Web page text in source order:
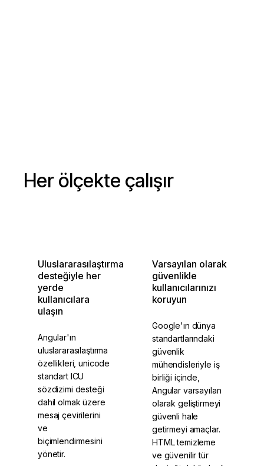
Her ölçekte çalışır
Uluslararasılaştırma
desteğiyle her
yerde
kullanıcılara
ulaşın
Angular'ın
uluslararasılaştırma
özellikleri, unicode
standart ICU
sözdizimi desteği
dahil olmak üzere
mesaj çevirilerini
ve
biçimlendirmesini
yönetir.
Varsayılan olarak
güvenlikle
kullanıcılarınızı
koruyun
Google'ın dünya
standartlarındaki
güvenlik
mühendisleriyle iş
birliği içinde,
Angular varsayılan
olarak geliştirmeyi
güvenli hale
getirmeyi amaçlar.
HTML temizleme
ve güvenilir tür